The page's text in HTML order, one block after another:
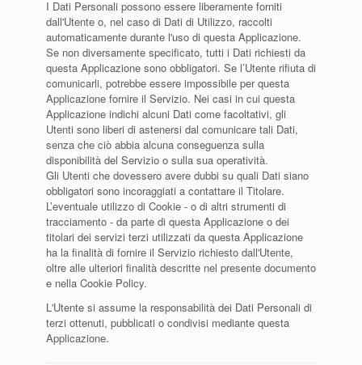
I Dati Personali possono essere liberamente forniti
dall'Utente o, nel caso di Dati di Utilizzo, raccolti
automaticamente durante l'uso di questa Applicazione.
Se non diversamente specificato, tutti i Dati richiesti da
questa Applicazione sono obbligatori. Se l’Utente rifiuta di
comunicarli, potrebbe essere impossibile per questa
Applicazione fornire il Servizio. Nei casi in cui questa
Applicazione indichi alcuni Dati come facoltativi, gli
Utenti sono liberi di astenersi dal comunicare tali Dati,
senza che ciò abbia alcuna conseguenza sulla
disponibilità del Servizio o sulla sua operatività.
Gli Utenti che dovessero avere dubbi su quali Dati siano
obbligatori sono incoraggiati a contattare il Titolare.
L’eventuale utilizzo di Cookie - o di altri strumenti di
tracciamento - da parte di questa Applicazione o dei
titolari dei servizi terzi utilizzati da questa Applicazione
ha la finalità di fornire il Servizio richiesto dall'Utente,
oltre alle ulteriori finalità descritte nel presente documento
e nella Cookie Policy.
L'Utente si assume la responsabilità dei Dati Personali di
terzi ottenuti, pubblicati o condivisi mediante questa
Applicazione.